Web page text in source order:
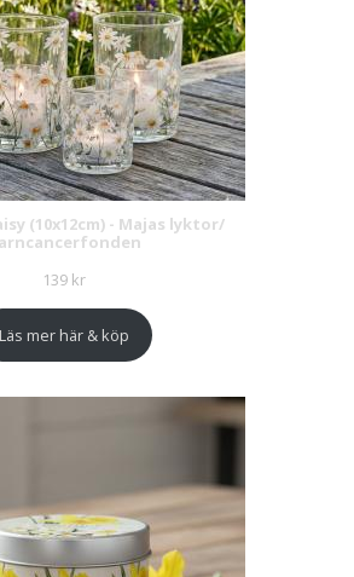
(10x12cm) - Majas lyktor/
139 kr
Läs mer här & köp